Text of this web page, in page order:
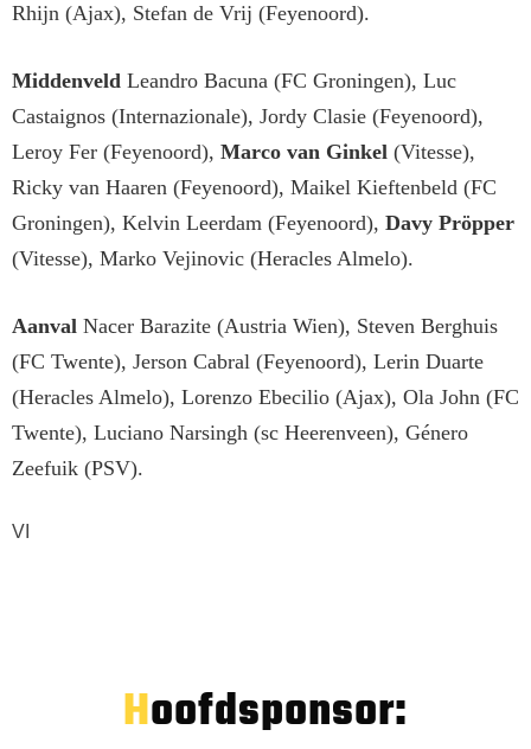
Rhijn (Ajax), Stefan de Vrij (Feyenoord).
Middenveld Leandro Bacuna (FC Groningen), Luc
Castaignos (Internazionale), Jordy Clasie (Feyenoord),
Leroy Fer (Feyenoord), Marco van Ginkel (Vitesse),
Ricky van Haaren (Feyenoord), Maikel Kieftenbeld (FC
Groningen), Kelvin Leerdam (Feyenoord), Davy Pröpper
(Vitesse), Marko Vejinovic (Heracles Almelo).
Aanval Nacer Barazite (Austria Wien), Steven Berghuis
(FC Twente), Jerson Cabral (Feyenoord), Lerin Duarte
(Heracles Almelo), Lorenzo Ebecilio (Ajax), Ola John (FC
Twente), Luciano Narsingh (sc Heerenveen), Género
Zeefuik (PSV).
VI
Hoofdsponsor: